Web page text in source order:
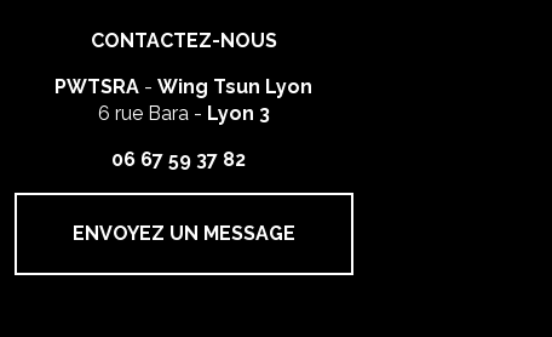
CONTACTEZ-NOUS
PWTSRA -Wing Tsun Lyon
6 rue Bara - Lyon 3
06 67 59 37 82
ENVOYEZ UN MESSAGE